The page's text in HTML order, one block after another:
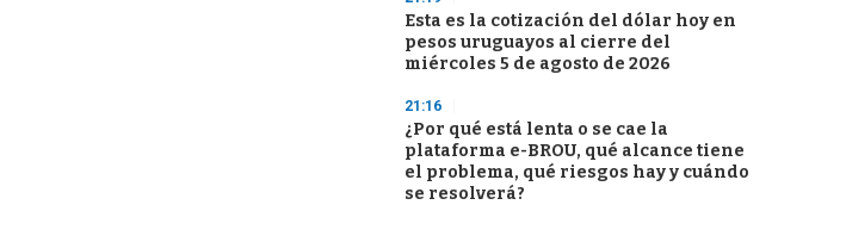
Esta es la cotización del dólar hoy en
pesos uruguayos al cierre del
miércoles 5 de agosto de 2026
21:16
¿Por qué está lenta o se cae la
plataforma e-BROU, qué alcance tiene
el problema, qué riesgos hay y cuándo
se resolverá?